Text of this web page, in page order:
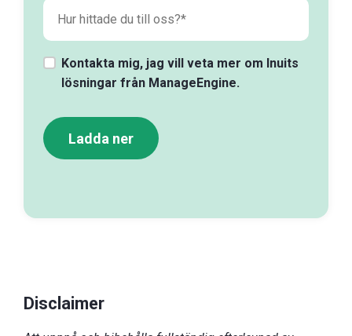
Kontakta mig, jag vill veta mer om Inuits
lösningar från ManageEngine.
Disclaimer